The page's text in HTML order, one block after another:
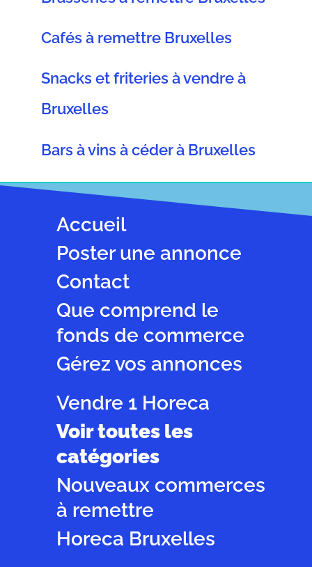
Cafés à remettre Bruxelles
Snacks et friteries à vendre à
Bruxelles
Bars à vins à céder à Bruxelles
Accueil
Poster une annonce
Contact
Que comprend le
fonds de commerce
Gérez vos annonces
Vendre 1 Horeca
Voir toutes les
catégories
Nouveaux commerces
à remettre
Horeca Bruxelles